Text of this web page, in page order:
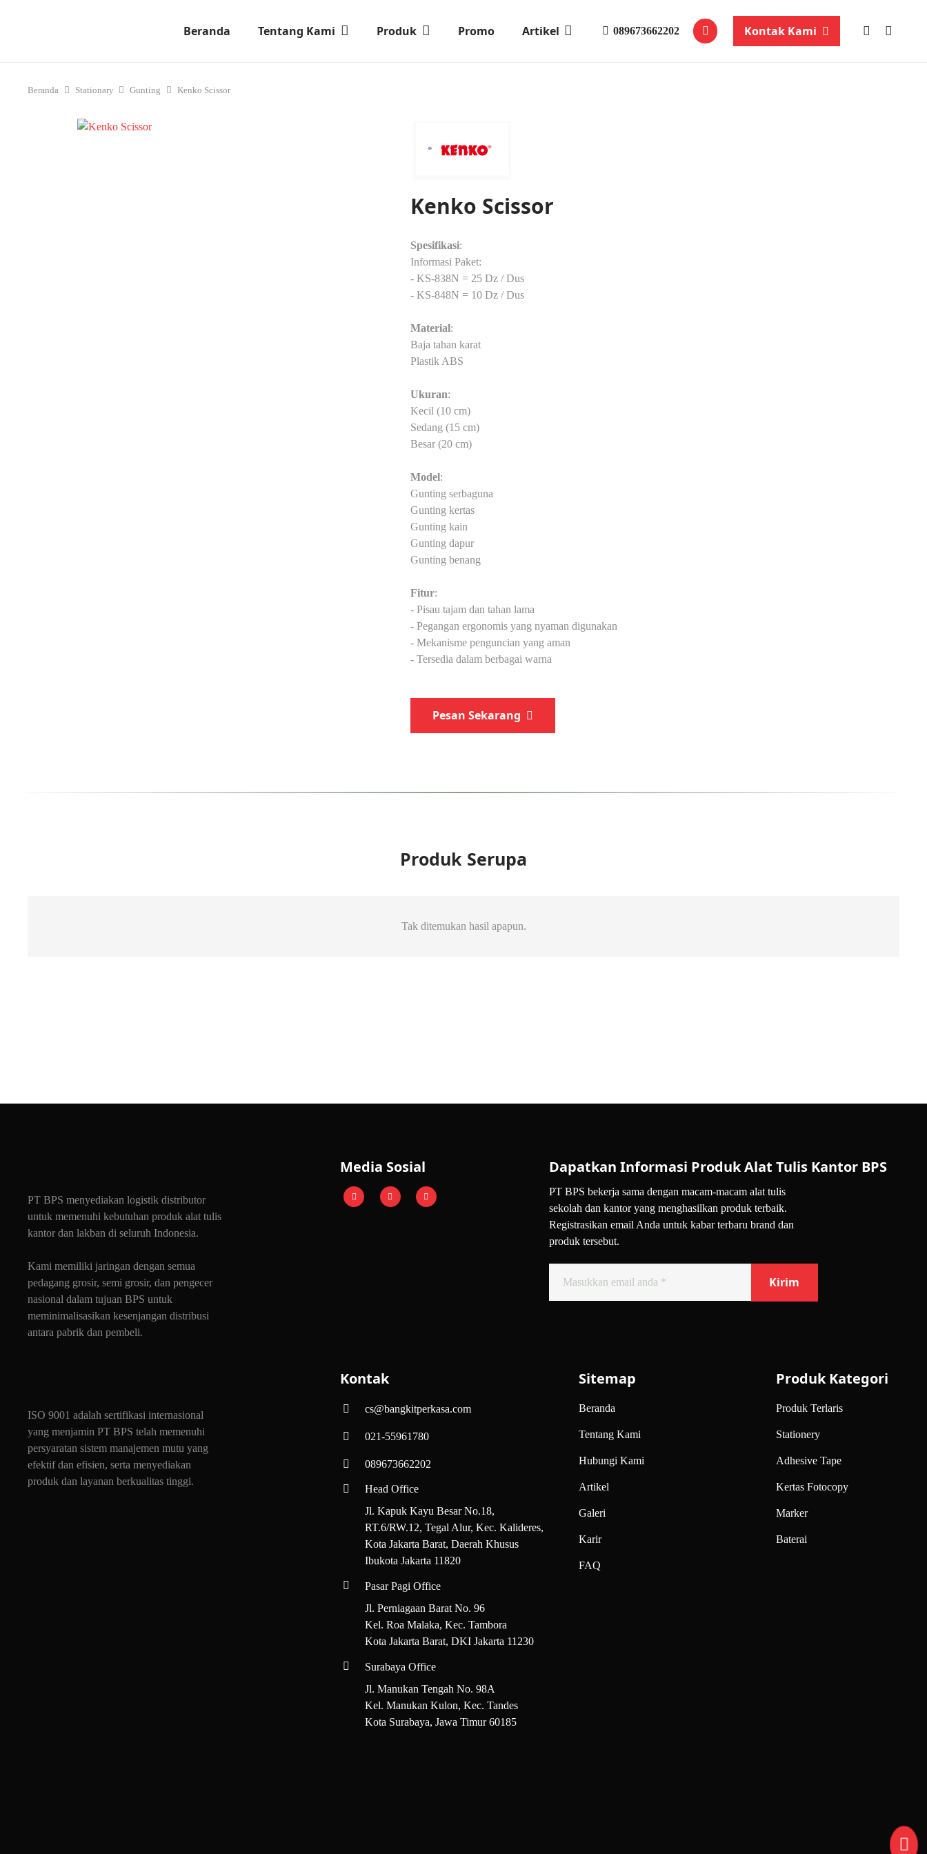
Beranda Tentang Kami Produk Promo Artikel 089673662202 Kontak Kami
Beranda Stationary Gunting Kenko Scissor
Kenko Scissor
Spesifikasi:
Informasi Paket:
- KS-838N = 25 Dz / Dus
- KS-848N = 10 Dz / Dus
Material:
Baja tahan karat
Plastik ABS
Ukuran:
Kecil (10 cm)
Sedang (15 cm)
Besar (20 cm)
Model:
Gunting serbaguna
Gunting kertas
Gunting kain
Gunting dapur
Gunting benang
Fitur:
- Pisau tajam dan tahan lama
- Pegangan ergonomis yang nyaman digunakan
- Mekanisme penguncian yang aman
- Tersedia dalam berbagai warna
Pesan Sekarang
Produk Serupa
Tak ditemukan hasil apapun.
PT BPS menyediakan logistik distributor
untuk memenuhi kebutuhan produk alat tulis
kantor dan lakban di seluruh Indonesia.
Kami memiliki jaringan dengan semua
pedagang grosir, semi grosir, dan pengecer
nasional dalam tujuan BPS untuk
meminimalisasikan kesenjangan distribusi
antara pabrik dan pembeli.
ISO 9001 adalah sertifikasi internasional
yang menjamin PT BPS telah memenuhi
persyaratan sistem manajemen mutu yang
efektif dan efisien, serta menyediakan
produk dan layanan berkualitas tinggi.
Media Sosial Dapatkan Informasi Produk Alat Tulis Kantor BPS
PT BPS bekerja sama dengan macam-macam alat tulis
sekolah dan kantor yang menghasilkan produk terbaik.
Registrasikan email Anda untuk kabar terbaru brand dan
produk tersebut.
Kontak
cs@bangkitperkasa.com
021-55961780
089673662202
Head Office
Jl. Kapuk Kayu Besar No.18,
RT.6/RW.12, Tegal Alur, Kec. Kalideres,
Kota Jakarta Barat, Daerah Khusus
Ibukota Jakarta 11820
Pasar Pagi Office
Jl. Perniagaan Barat No. 96
Kel. Roa Malaka, Kec. Tambora
Kota Jakarta Barat, DKI Jakarta 11230
Surabaya Office
Jl. Manukan Tengah No. 98A
Kel. Manukan Kulon, Kec. Tandes
Kota Surabaya, Jawa Timur 60185
Sitemap
Beranda
Tentang Kami
Hubungi Kami
Artikel
Galeri
Karir
FAQ
Produk Kategori
Produk Terlaris
Stationery
Adhesive Tape
Kertas Fotocopy
Marker
Baterai